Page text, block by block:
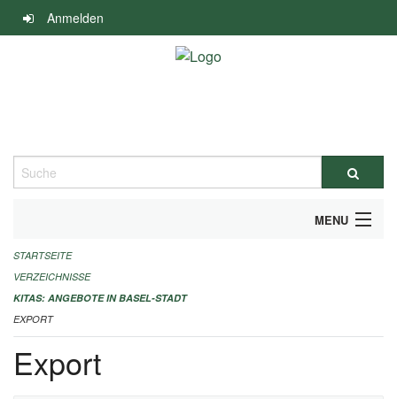
Navigation
überspringen
Anmelden
Suche
MENU
ALLGEMEINE INFORMATIONEN
IMPRESSUM
STARTSEITE
VERZEICHNISSE
KITAS: ANGEBOTE IN BASEL-STADT
EXPORT
Export